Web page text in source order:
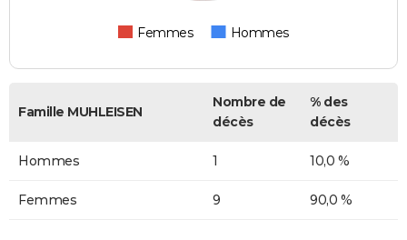
Femmes Hommes
Famille MUHLEISEN
Nombre de
décès
% des
décès
Hommes 1 10,0 %
Femmes 9 90,0 %